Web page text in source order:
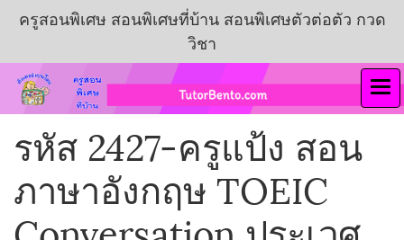
ครูสอนพิเศษ สอนพิเศษที่บ้าน สอนพิเศษตัวต่อตัว กวด
วิชา
รหัส 2427-ครูแป้ง สอน
ภาษาอังกฤษ TOEIC